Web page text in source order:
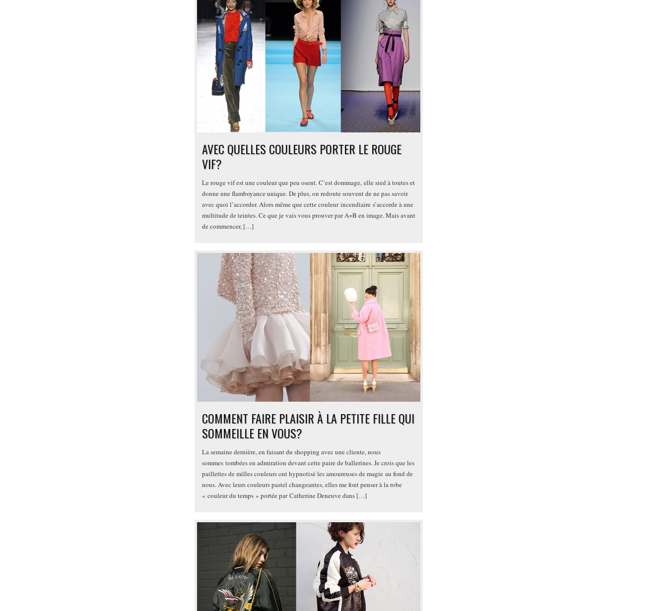
AVEC QUELLES COULEURS PORTER LE ROUGE
VIF?
Le rouge vif est une couleur que peu osent. C’est dommage, elle sied à toutes et
donne une flamboyance unique. De plus, on redoute souvent de ne pas savoir
avec quoi l’accorder. Alors même que cette couleur incendiaire s’accorde à une
multitude de teintes. Ce que je vais vous prouver par A+B en image. Mais avant
de commencer, […]
COMMENT FAIRE PLAISIR À LA PETITE FILLE QUI
SOMMEILLE EN VOUS?
La semaine dernière, en faisant du shopping avec une cliente, nous
sommes tombées en admiration devant cette paire de ballerines. Je crois que les
paillettes de milles couleurs ont hypnotisé les amoureuses de magie au fond de
nous. Avec leurs couleurs pastel changeantes, elles me font penser à la robe
« couleur du temps » portée par Catherine Deneuve dans […]